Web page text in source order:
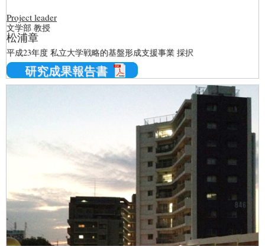
Project leader
文学部 教授
松浦章
平成23年度 私立大学戦略的基盤形成支援事業 採択
研究成果報告書